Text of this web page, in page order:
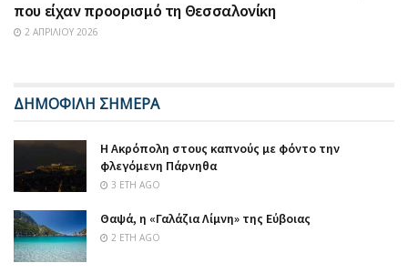
που είχαν προορισμό τη Θεσσαλονίκη
2 ΑΠΡΙΛΊΟΥ 2026
ΔΗΜΟΦΙΛΗ ΣΗΜΕΡΑ
Η Ακρόπολη στους καπνούς με φόντο την
φλεγόμενη Πάρνηθα
3 ΈΤΗ AGO
Θαψά, η «Γαλάζια Λίμνη» της Εύβοιας
2 ΈΤΗ AGO